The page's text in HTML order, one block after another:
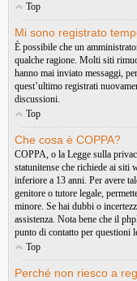
Top
Mi sono registrato
È possibile che un
qualche ragione. Molti siti
hanno mai inviato messaggi,
quest’ultimo registrati
discussioni.
Top
Che cosa è COPPA?
COPPA, o la Legge sulla
statunitense che richiede ai siti
inferiore a 13 anni. Per avere
genitore o tutore legale,
minore. Se hai dubbi o
assistenza. Nota bene che il
punto di contatto per questioni
Top
Perché non riesco a